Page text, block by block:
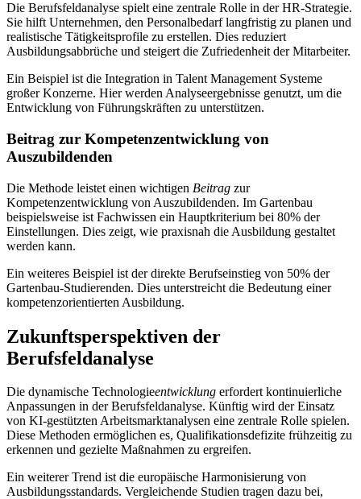
Die Berufsfeldanalyse spielt eine zentrale Rolle in der HR-Strategie.
Sie hilft Unternehmen, den Personalbedarf langfristig zu planen und
realistische Tätigkeitsprofile zu erstellen. Dies reduziert
Ausbildungsabbrüche und steigert die Zufriedenheit der Mitarbeiter.
Ein Beispiel ist die Integration in Talent Management Systeme
großer Konzerne. Hier werden Analyseergebnisse genutzt, um die
Entwicklung von Führungskräften zu unterstützen.
Beitrag zur Kompetenzentwicklung von
Auszubildenden
Die Methode leistet einen wichtigen Beitrag zur
Kompetenzentwicklung von Auszubildenden. Im Gartenbau
beispielsweise ist Fachwissen ein Hauptkriterium bei 80% der
Einstellungen. Dies zeigt, wie praxisnah die Ausbildung gestaltet
werden kann.
Ein weiteres Beispiel ist der direkte Berufseinstieg von 50% der
Gartenbau-Studierenden. Dies unterstreicht die Bedeutung einer
kompetenzorientierten Ausbildung.
Zukunftsperspektiven der
Berufsfeldanalyse
Die dynamische Technologieentwicklung erfordert kontinuierliche
Anpassungen in der Berufsfeldanalyse. Künftig wird der Einsatz
von KI-gestützten Arbeitsmarktanalysen eine zentrale Rolle spielen.
Diese Methoden ermöglichen es, Qualifikationsdefizite frühzeitig zu
erkennen und gezielte Maßnahmen zu ergreifen.
Ein weiterer Trend ist die europäische Harmonisierung von
Ausbildungsstandards. Vergleichende Studien tragen dazu bei,